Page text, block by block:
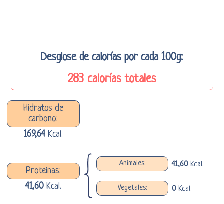
Desglose de calorías por cada 100g:
283 calorías totales
Hidratos de
carbono:
169,64Kcal.
Proteinas:
41,60Kcal.
Animales: 41,60Kcal.
Vegetales: 0Kcal.